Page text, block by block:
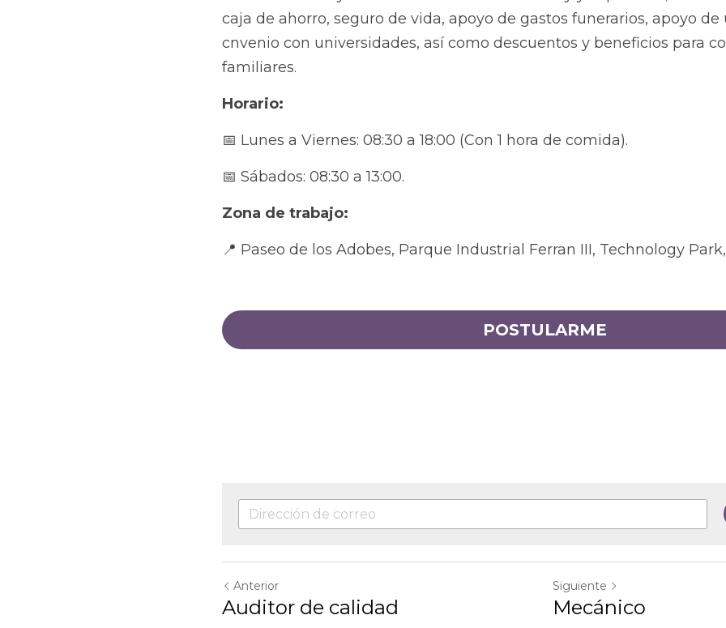
ahorro, seguro de vida, apoyo de gastos funerarios, apoyo de útiles
universidades, así como descuentos y beneficios para colaboradores y
Horario:
📅 Lunes a Viernes: 08:30 a 18:00 (Con 1 hora de comida).
📅 Sábados: 08:30 a 13:00.
Zona de trabajo:
📍 Paseo de los Adobes, Parque Industrial Ferran III, Technology Park,
Anterior
Auditor de calidad
Siguiente
Mecánico